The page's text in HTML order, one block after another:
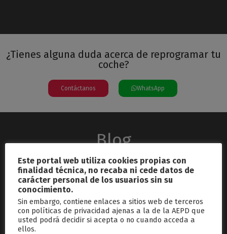
¿Tienes alguna duda acerca de reprogramar tu
coche?
Contáctanos WhatsApp
Blog
septiembre 26, 2024
Este portal web utiliza cookies propias con
finalidad técnica, no recaba ni cede datos de
carácter personal de los usuarios sin su
conocimiento.
Sin embargo, contiene enlaces a sitios web de terceros
con políticas de privacidad ajenas a la de la AEPD que
usted podrá decidir si acepta o no cuando acceda a
ellos.